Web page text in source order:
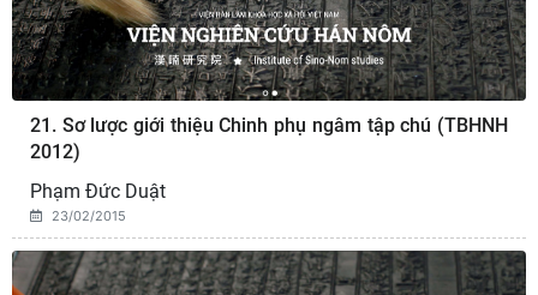
21. Sơ lược giới thiệu Chinh phụ ngâm tập chú (TBHNH
2012)
Phạm Đức Duật
23/02/2015